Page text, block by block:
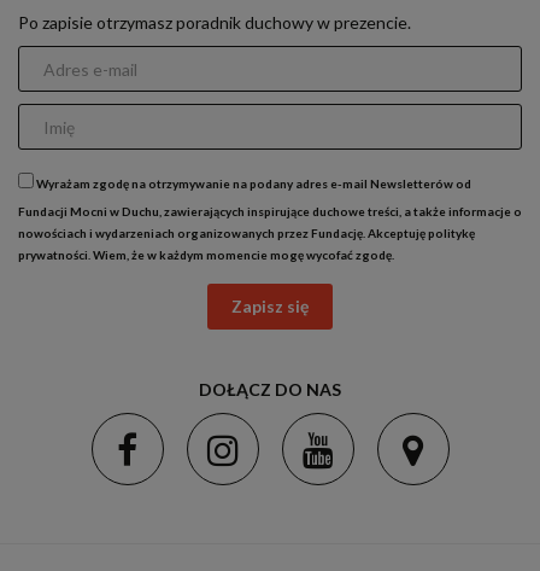
Po zapisie otrzymasz poradnik duchowy w prezencie.
Wyrażam zgodę na otrzymywanie na podany adres e-mail Newsletterów od
Fundacji Mocni w Duchu, zawierających inspirujące duchowe treści, a także informacje o
nowościach i wydarzeniach organizowanych przez Fundację. Akceptujępolitykę
prywatności . Wiem, że w każdym momencie mogę wycofać zgodę.
Zapisz się
DOŁĄCZ DO NAS